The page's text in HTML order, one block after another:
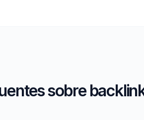
sobre